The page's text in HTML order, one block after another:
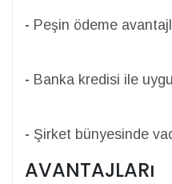
- Peşin ödeme
- Banka kredisi ile
- Şirket bünyesinde
AVANTAJLARı